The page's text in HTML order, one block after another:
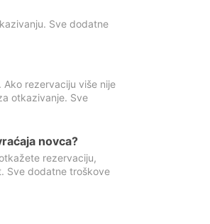
Sve dodatne
rezervaciju više nije
otkazivanje. Sve
novca?
rezervaciju,
Sve dodatne troškove